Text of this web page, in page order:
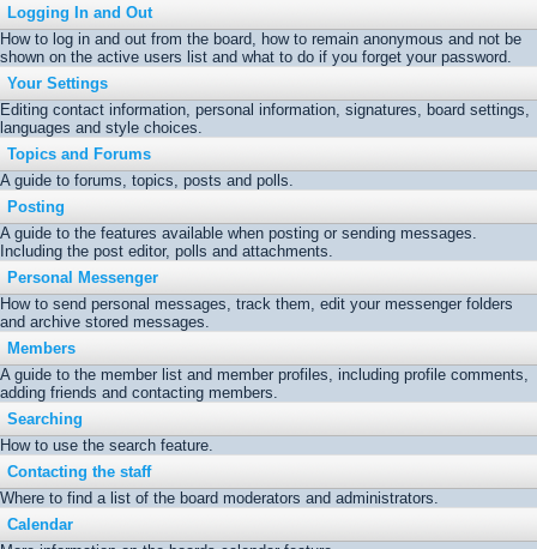
Logging In and Out
How to log in and out from the board, how to remain anonymous and not be
shown on the active users list and what to do if you forget your password.
Your Settings
Editing contact information, personal information, signatures, board settings,
languages and style choices.
Topics and Forums
A guide to forums, topics, posts and polls.
Posting
A guide to the features available when posting or sending messages.
Including the post editor, polls and attachments.
Personal Messenger
How to send personal messages, track them, edit your messenger folders
and archive stored messages.
Members
A guide to the member list and member profiles, including profile comments,
adding friends and contacting members.
Searching
How to use the search feature.
Contacting the staff
Where to find a list of the board moderators and administrators.
Calendar